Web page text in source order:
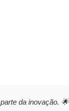
da inovação. 🌟